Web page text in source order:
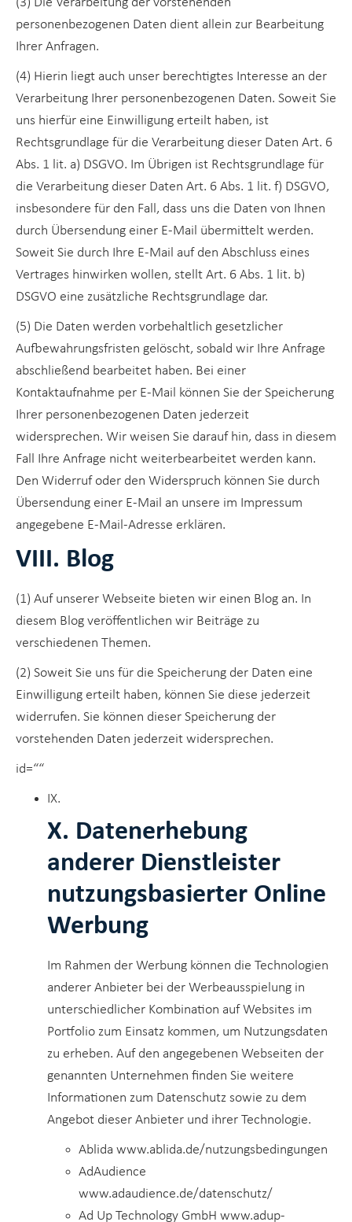
personenbezogenen Daten dient allein zur Bearbeitung
Ihrer Anfragen.
(4) Hierin liegt auch unser berechtigtes Interesse an der
Verarbeitung Ihrer personenbezogenen Daten. Soweit Sie
uns hierfür eine Einwilligung erteilt haben, ist
Rechtsgrundlage für die Verarbeitung dieser Daten Art. 6
Abs. 1 lit. a) DSGVO. Im Übrigen ist Rechtsgrundlage für
die Verarbeitung dieser Daten Art. 6 Abs. 1 lit. f) DSGVO,
insbesondere für den Fall, dass uns die Daten von Ihnen
durch Übersendung einer E-Mail übermittelt werden.
Soweit Sie durch Ihre E-Mail auf den Abschluss eines
Vertrages hinwirken wollen, stellt Art. 6 Abs. 1 lit. b)
DSGVO eine zusätzliche Rechtsgrundlage dar.
(5) Die Daten werden vorbehaltlich gesetzlicher
Aufbewahrungsfristen gelöscht, sobald wir Ihre Anfrage
abschließend bearbeitet haben. Bei einer
Kontaktaufnahme per E-Mail können Sie der Speicherung
Ihrer personenbezogenen Daten jederzeit
widersprechen. Wir weisen Sie darauf hin, dass in diesem
Fall Ihre Anfrage nicht weiterbearbeitet werden kann.
Den Widerruf oder den Widerspruch können Sie durch
Übersendung einer E-Mail an unsere im Impressum
angegebene E-Mail-Adresse erklären.
VIII. Blog
(1) Auf unserer Webseite bieten wir einen Blog an. In
diesem Blog veröffentlichen wir Beiträge zu
verschiedenen Themen.
(2) Soweit Sie uns für die Speicherung der Daten eine
Einwilligung erteilt haben, können Sie diese jederzeit
widerrufen. Sie können dieser Speicherung der
vorstehenden Daten jederzeit widersprechen.
id=““
IX.
X. Datenerhebung
anderer Dienstleister
nutzungsbasierter Online
Werbung
Im Rahmen der Werbung können die Technologien
anderer Anbieter bei der Werbeausspielung in
unterschiedlicher Kombination auf Websites im
Portfolio zum Einsatz kommen, um Nutzungsdaten
zu erheben. Auf den angegebenen Webseiten der
genannten Unternehmen finden Sie weitere
Informationen zum Datenschutz sowie zu dem
Angebot dieser Anbieter und ihrer Technologie.
Ablida www.ablida.de/nutzungsbedingungen
AdAudience
www.adaudience.de/datenschutz/
Ad Up Technology GmbH www.adup-